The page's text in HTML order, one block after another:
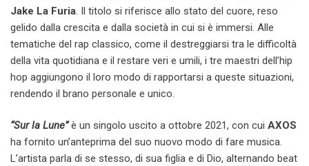
Jake La Furia. Il titolo si riferisce allo stato del cuore, reso
gelido dalla crescita e dalla società in cui si è immersi. Alle
tematiche del rap classico, come il destreggiarsi tra le difficoltà
della vita quotidiana e il restare veri e umili, i tre maestri dell’hip
hop aggiungono il loro modo di rapportarsi a queste situazioni,
rendendo il brano personale e unico.
“Sur la Lune”è un singolo uscito a ottobre 2021, con cui AXOS
ha fornito un’anteprima del suo nuovo modo di fare musica.
L’artista parla di se stesso, di sua figlia e di Dio, alternando beat